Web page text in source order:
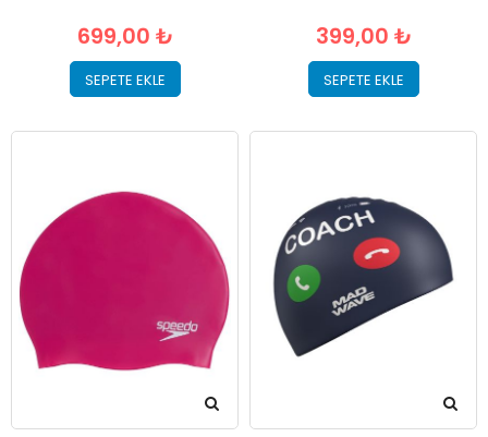
699,00 ₺
SEPETE EKLE
399,00 ₺
SEPETE EKLE